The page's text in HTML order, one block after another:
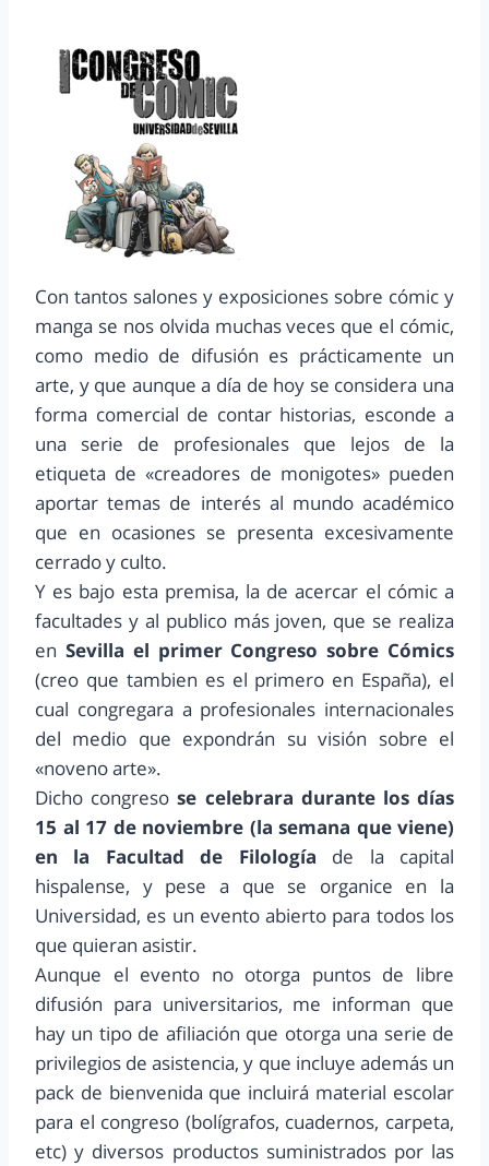
Con tantos salones y exposiciones sobre cómic y
manga se nos olvida muchas veces que el cómic,
como medio de difusión es prácticamente un
arte, y que aunque a día de hoy se considera una
forma comercial de contar historias, esconde a
una serie de profesionales que lejos de la
etiqueta de «creadores de monigotes» pueden
aportar temas de interés al mundo académico
que en ocasiones se presenta excesivamente
cerrado y culto.
Y es bajo esta premisa, la de acercar el cómic a
facultades y al publico más joven, que se realiza
en Sevilla el primer Congreso sobre Cómics
(creo que tambien es el primero en España), el
cual congregara a profesionales internacionales
del medio que expondrán su visión sobre el
«noveno arte».
Dicho congresose celebrara durante los días
15 al 17 de noviembre (la semana que viene)
en la Facultad de Filología de la capital
hispalense, y pese a que se organice en la
Universidad, es un evento abierto para todos los
que quieran asistir.
Aunque el evento no otorga puntos de libre
difusión para universitarios, me informan que
hay un tipo de afiliación que otorga una serie de
privilegios de asistencia, y que incluye además un
pack de bienvenida que incluirá material escolar
para el congreso (bolígrafos, cuadernos, carpeta,
etc) y diversos productos suministrados por las